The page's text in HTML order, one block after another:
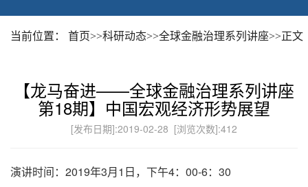
当前位置： 首页>>科研动态>>全球金融治理系列讲座>>正文
【龙马奋进——全球金融治理系列讲座
第18期】中国宏观经济形势展望
[发布日期]:2019-02-28 [浏览次数]:412
演讲时间：2019年3月1日，下午4：00-6：30